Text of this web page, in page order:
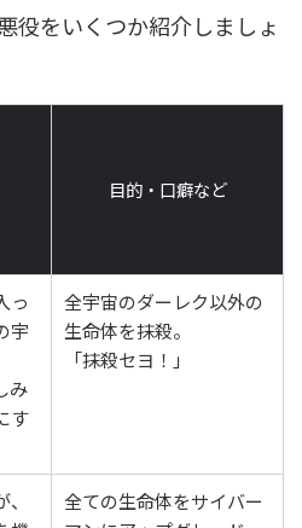
役をいくつか紹介しましょ
目的・口癖など
っ
宇
み
す
全宇宙のダーレク以外の
生命体を抹殺。
「抹殺セヨ！」
全ての生命体をサイバー